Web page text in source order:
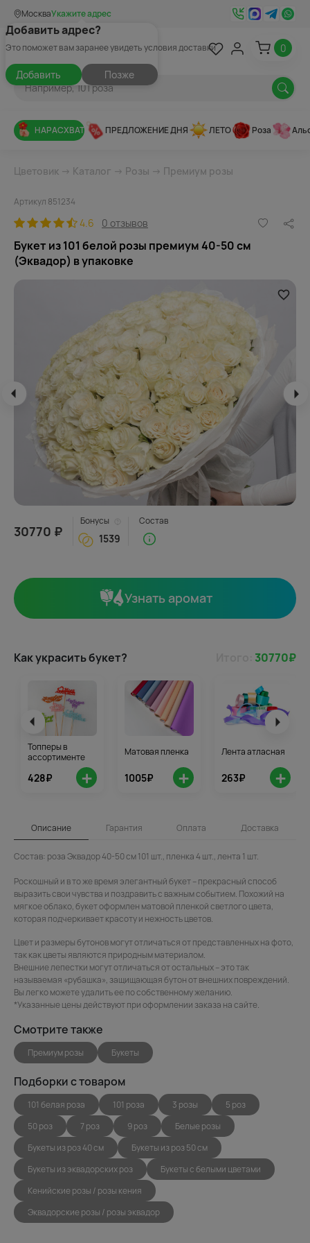
МоскваУкажите адрес
Добавить адрес?
Это поможет вам заранее увидеть условия доставки
Добавить Позже
0
НАРАСХВАТ ПРЕДЛОЖЕНИЕ ДНЯ ЛЕТО Роза
Цветовик → Каталог → Розы → Премиум розы
Артикул 851234
4.6 0 отзывов
Букет из 101 белой розы премиум 40-50 см
(Эквадор) в упаковке
30770 ₽
Бонусы
1539
Состав
Узнать аромат
Как украсить букет? 30770₽
Топперы в
ассортименте
428₽ +
Матовая пленка
1005₽ +
Лента атласная
263₽ +
Описание Гарантия Оплата Доставка
Состав: роза Эквадор 40-50 см 101 шт., пленка 4 шт., лента 1 шт.
Роскошный и в то же время элегантный букет – прекрасный способ
выразить свои чувства и поздравить с важным событием. Похожий на
мягкое облако, букет оформлен матовой пленкой светлого цвета,
которая подчеркивает красоту и нежность цветов.
Цвет и размеры бутонов могут отличаться от представленных на фото,
так как цветы являются природным материалом.
Внешние лепестки могут отличаться от остальных – это так
называемая «рубашка», защищающая бутон от внешних повреждений.
Вы легко можете удалить ее по собственному желанию.
*Указанные цены действуют при оформлении заказа на сайте.
Смотрите также
Премиум розы Букеты
Подборки с товаром
101 белая роза 101 роза 3 розы
5 роз
50 роз
7 роз 9 роз
Белые розы
Букеты из роз 40 см
Букеты из роз 50 см
Букеты из эквадорских роз
Букеты с белыми цветами
Кенийские розы / розы кения
Эквадорские розы / розы эквадор